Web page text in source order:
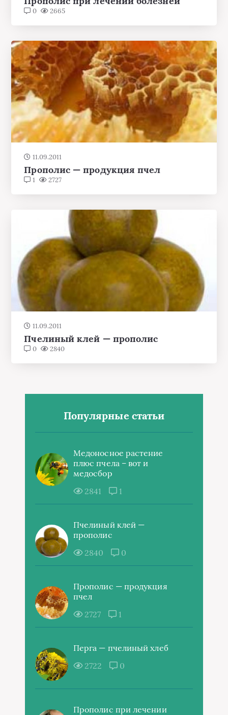
0 2665
11.09.2011
Прополис — продукция пчел
1 2727
11.09.2011
Пчелиный клей — прополис
0 2840
Популярные статьи
Медоносное растение
плюс пчела – вот и
медосбор
2841
1
Пчелиный клей —
прополис
2840
0
Прополис — продукция
пчел
2727
1
Перга — пчелиный хлеб
2722
0
Прополис при лечении